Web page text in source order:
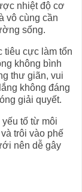
nhiệt độ cơ
vô cùng cần
sống.
tiêu cực làm tổn
không bình
thư giãn, vui
không đáng
giải quyết.
yếu tố từ môi
trôi vào phế
nên dễ gây